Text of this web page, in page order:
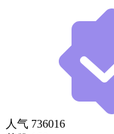
人气 736016